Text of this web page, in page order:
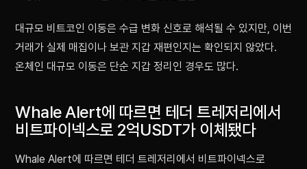
대규모 비트코인 이동은 수급 변화 신호로 해석될 수 있지만, 이번
거래가 실제 매집이나 보관 지갑 재편인지는 확인되지 않았다.
온체인 대규모 이동은 단순 지갑 정리인 경우도 많다.
Whale Alert에 따르면 테더 트레저리에서
비트파이넥스로 2억USDT가 이체됐다
Whale Alert에 따르면 테더 트레저리에서 비트파이넥스로